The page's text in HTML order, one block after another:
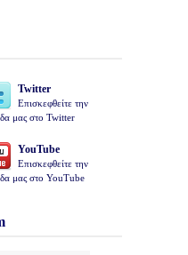
Twitter
Επισκεφθείτε την
μας στο Twitter
YouTube
Επισκεφθείτε την
μας στο YouTube